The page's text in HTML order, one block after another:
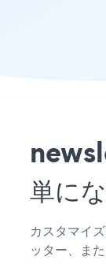
単に
カスタマイ
ッター、ま